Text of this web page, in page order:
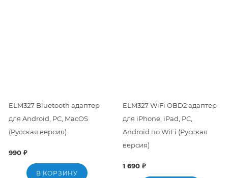
ELM327 Bluetooth адаптер
для Android, PC, MacOS
(Русская версия)
990 ₽
В КОРЗИНУ
ELM327 WiFi OBD2 адаптер
для iPhone, iPad, PC,
Android по WiFi (Русская
версия)
1 690 ₽